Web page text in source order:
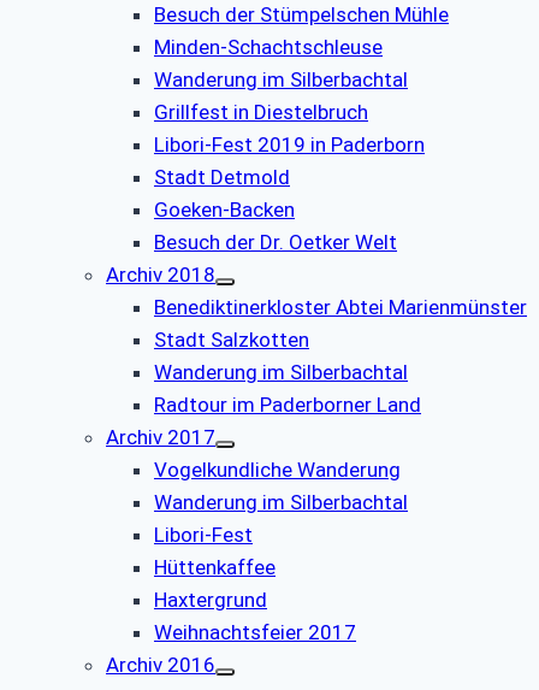
Besuch der Stümpelschen Mühle
Minden-Schachtschleuse
Wanderung im Silberbachtal
Grillfest in Diestelbruch
Libori-Fest 2019 in Paderborn
Stadt Detmold
Goeken-Backen
Besuch der Dr. Oetker Welt
Archiv 2018
Benediktinerkloster Abtei Marienmünster
Stadt Salzkotten
Wanderung im Silberbachtal
Radtour im Paderborner Land
Archiv 2017
Vogelkundliche Wanderung
Wanderung im Silberbachtal
Libori-Fest
Hüttenkaffee
Haxtergrund
Weihnachtsfeier 2017
Archiv 2016